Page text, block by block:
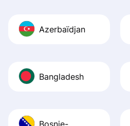
Azerbaïdjan
Bangladesh
Bosnie-